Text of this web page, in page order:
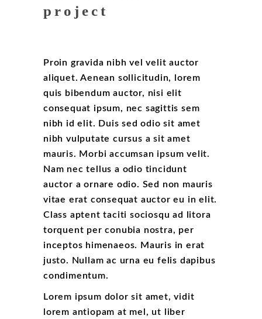
project
Proin gravida nibh vel velit auctor
aliquet. Aenean sollicitudin, lorem
quis bibendum auctor, nisi elit
consequat ipsum, nec sagittis sem
nibh id elit. Duis sed odio sit amet
nibh vulputate cursus a sit amet
mauris. Morbi accumsan ipsum velit.
Nam nec tellus a odio tincidunt
auctor a ornare odio. Sed non mauris
vitae erat consequat auctor eu in elit.
Class aptent taciti sociosqu ad litora
torquent per conubia nostra, per
inceptos himenaeos. Mauris in erat
justo. Nullam ac urna eu felis dapibus
condimentum.
Lorem ipsum dolor sit amet, vidit
lorem antiopam at mel, ut liber